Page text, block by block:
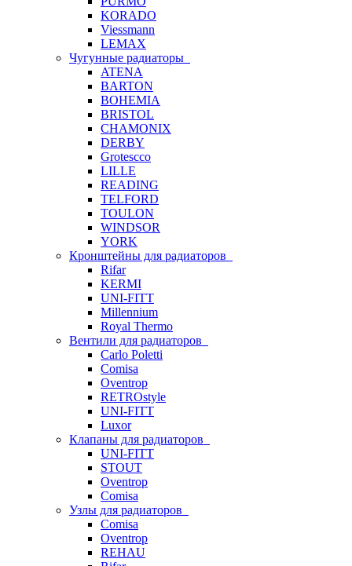
KORADO
Viessmann
LEMAX
Чугунные радиаторы
ATENA
BARTON
BOHEMIA
BRISTOL
CHAMONIX
DERBY
Grotescco
LILLE
READING
TELFORD
TOULON
WINDSOR
YORK
Кронштейны для радиаторов
Rifar
KERMI
UNI-FITT
Millennium
Royal Thermo
Вентили для радиаторов
Carlo Poletti
Comisa
Oventrop
RETROstyle
UNI-FITT
Luxor
Клапаны для радиаторов
UNI-FITT
STOUT
Oventrop
Comisa
Узлы для радиаторов
Comisa
Oventrop
REHAU